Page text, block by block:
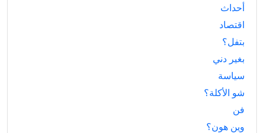
أحداث
اقتصاد
بتفل؟
بغير دني
سياسة
شو الأكلة؟
فن
وين هون؟